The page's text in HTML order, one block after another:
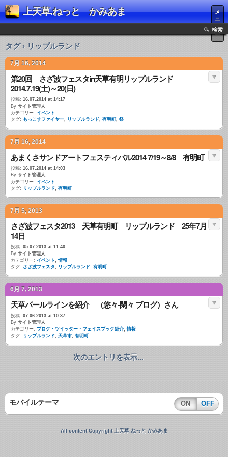
上天草.ねっと かみあま
メ
ニ
ュ
ー
検索
タグ › リップルランド
7月 16, 2014
第20回 さざ波フェスタin天草有明リップルランド
2014.7.19(土)～20(日)
投稿: 16.07.2014 at 14:17
By サイト管理人
カテゴリー: イベント
タグ: もっこすファイヤー, リップルランド, 有明町, 祭
7月 16, 2014
あまくさサンドアートフェスティバル2014 7/19～8/8 有明町
投稿: 16.07.2014 at 14:03
By サイト管理人
カテゴリー: イベント
タグ: リップルランド, 有明町
7月 5, 2013
さざ波フェスタ2013 天草有明町 リップルランド 25年7月
14日
投稿: 05.07.2013 at 11:40
By サイト管理人
カテゴリー: イベント,情報
タグ: さざ波フェスタ, リップルランド, 有明町
6月 7, 2013
天草パールラインを紹介 （悠々-閑々 ブログ）さん
投稿: 07.06.2013 at 10:37
By サイト管理人
カテゴリー: ブログ・ツイッター・フェイスブック紹介,情報
タグ: リップルランド, 天草市, 有明町
次のエントリを表示...
モバイルテーマ ON OFF
All content Copyright 上天草.ねっと かみあま